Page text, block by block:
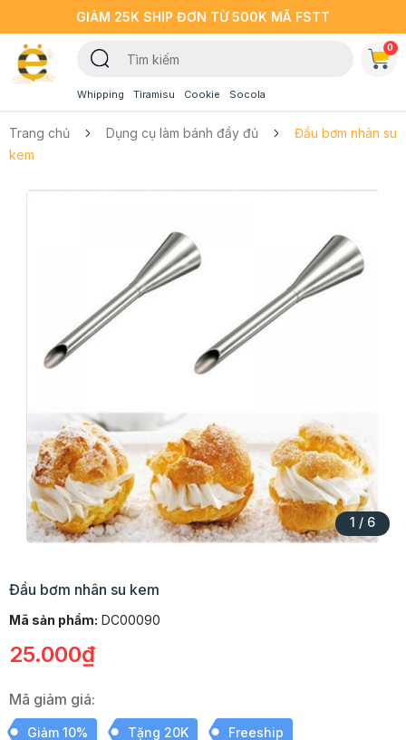
GIẢM 25K SHIP ĐƠN TỪ 500K MÃ FSTT
Whipping Tiramisu Cookie Socola
0
Trang chủ Dụng cụ làm bánh đầy đủ
Đầu bơm nhân su
kem
1 / 6
Đầu bơm nhân su kem
Mã sản phẩm: DC00090
25.000₫
Mã giảm giá:
Giảm 10% Tặng 20K Freeship